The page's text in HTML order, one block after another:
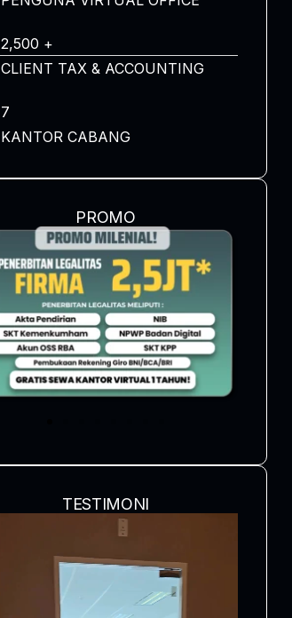
2,500 +
CLIENT TAX & ACCOUNTING
7
KANTOR CABANG
PROMO
TESTIMONI